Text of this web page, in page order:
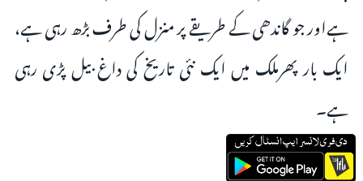
ہےاور جو گاندھی کے طریقے پر منزل کی طرف بڑھ رہی ہے،
ایک بار پھرملک میں ایک نئی تاریخ کی داغ بیل پڑی رہی
ہے۔